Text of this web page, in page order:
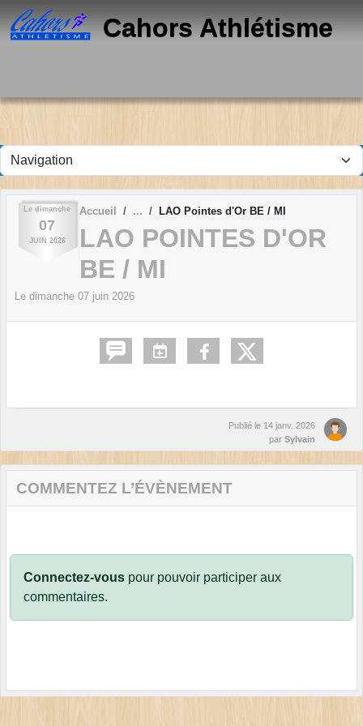
Cahors Athlétisme
Le dimanche
07
JUIN 2026
Accueil LAO Pointes d'Or BE / MI
LAO POINTES D'OR
BE / MI
Le dimanche 07 juin 2026
Publié le 14 janv. 2026
par Sylvain
COMMENTEZ L’ÉVÈNEMENT
Connectez-vous pour pouvoir participer aux
commentaires.
Panneau de gestion des cookies